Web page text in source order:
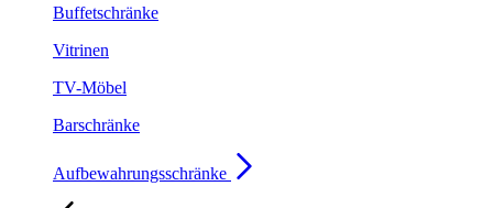
Buffetschränke
Vitrinen
TV-Möbel
Barschränke
Aufbewahrungsschränke